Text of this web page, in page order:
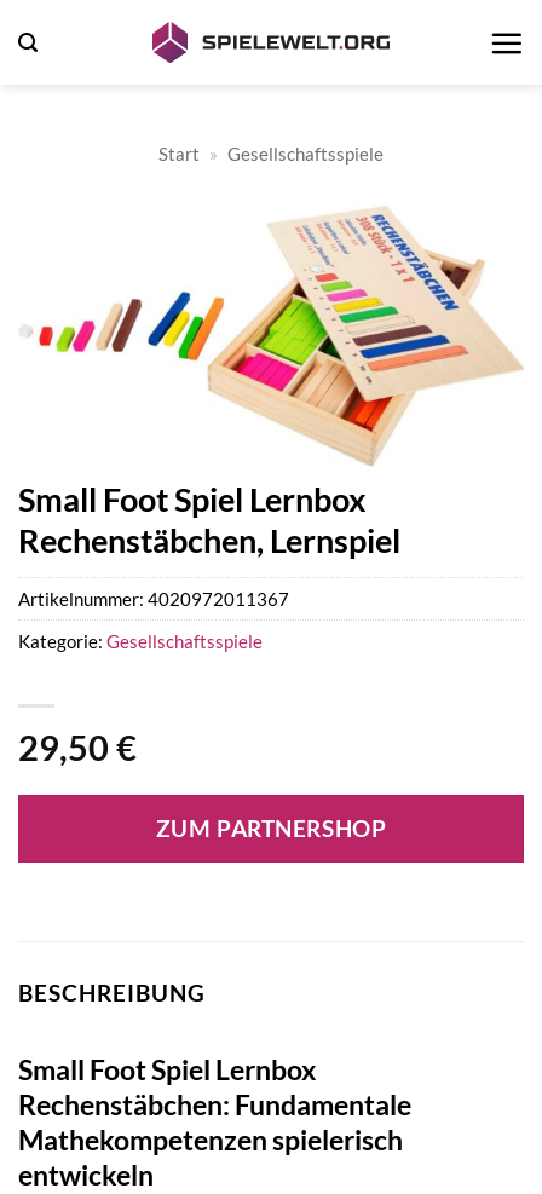
Inhalt
Start » Gesellschaftsspiele
Small Foot Spiel Lernbox
Rechenstäbchen, Lernspiel
29,50 €
ZUM PARTNERSHOP
Artikelnummer: 4020972011367
Kategorie: Gesellschaftsspiele
BESCHREIBUNG
Small Foot Spiel Lernbox
Rechenstäbchen: Fundamentale
Mathekompetenzen spielerisch
entwickeln